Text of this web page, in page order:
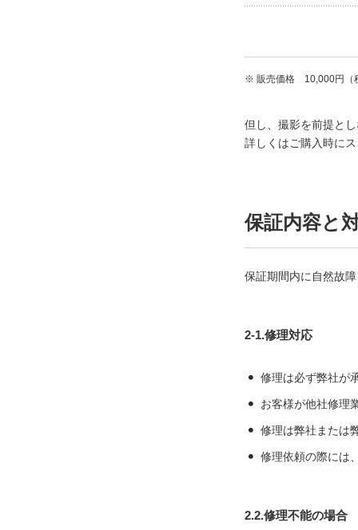
※ 販売価格 10,000円（
但し、撮影を前提と
詳しくはご購入時に
保証内容と
保証期間内に自然故
2-1.修理対応
修理は必ず弊社が
お客様が他社修理
修理は弊社または
修理依頼の際には
2.2.修理不能の場合